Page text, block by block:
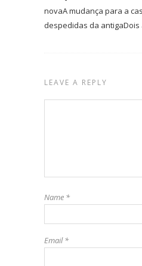
novaA mudança para a
despedidas da
LEAVE A REPLY
Name *
Email*